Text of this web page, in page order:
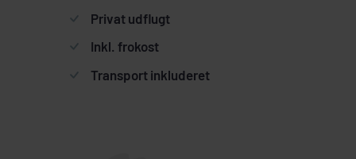
Privat udflugt
Inkl. frokost
Transport inkluderet